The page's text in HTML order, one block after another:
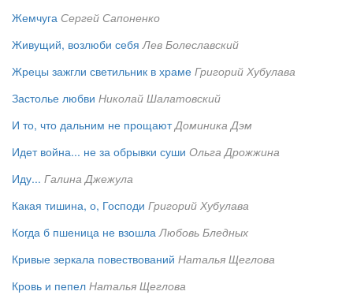
Жемчуга Сергей Сапоненко
Живущий, возлюби себя Лев Болеславский
Жрецы зажгли светильник в храме Григорий Хубулава
Застолье любви Николай Шалатовский
И то, что дальним не прощают Доминика Дэм
Идет война... не за обрывки суши Ольга Дрожжина
Иду... Галина Джежула
Какая тишина, о, Господи Григорий Хубулава
Когда б пшеница не взошла Любовь Бледных
Кривые зеркала повествований Наталья Щеглова
Кровь и пепел Наталья Щеглова